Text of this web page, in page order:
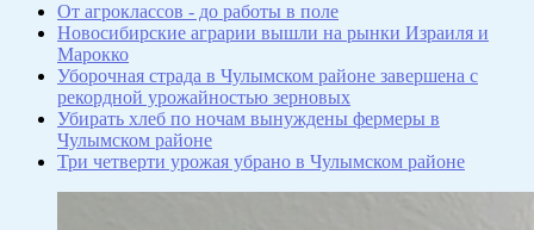
От агроклассов - до работы в поле
Новосибирские аграрии вышли на рынки Израиля и
Марокко
Уборочная страда в Чулымском районе завершена с
рекордной урожайностью зерновых
Убирать хлеб по ночам вынуждены фермеры в
Чулымском районе
Три четверти урожая убрано в Чулымском районе